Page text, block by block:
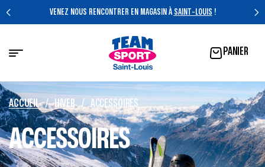
VENEZ NOUS RENCONTRER EN MAGASIN À SAINT-LOUIS !
PANIER
ACCESSOIRES
ACCUEIL / HIVER / ACCESSOIRES